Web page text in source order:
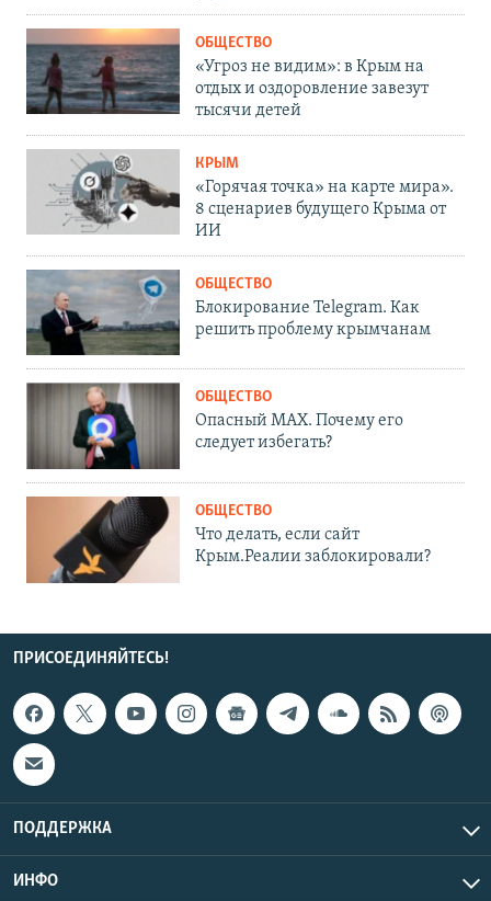
ОБЩЕСТВО
«Угроз не видим»: в Крым на
отдых и оздоровление завезут
тысячи детей
КРЫМ
«Горячая точка» на карте мира».
8 сценариев будущего Крыма от
ИИ
ОБЩЕСТВО
Блокирование Telegram. Как
решить проблему крымчанам
ОБЩЕСТВО
Опасный MAX. Почему его
следует избегать?
ОБЩЕСТВО
Что делать, если сайт
Крым.Реалии заблокировали?
ПРИСОЕДИНЯЙТЕСЬ!
ПОДДЕРЖКА
ИНФО